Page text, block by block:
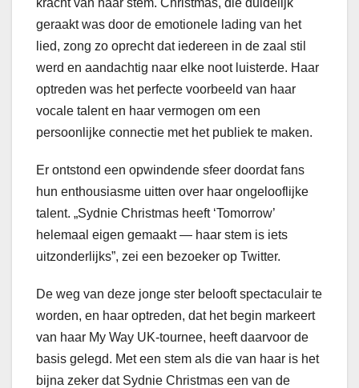
geraakt was door de emotionele lading van het
lied, zong zo oprecht dat iedereen in de zaal stil
werd en aandachtig naar elke noot luisterde. Haar
optreden was het perfecte voorbeeld van haar
vocale talent en haar vermogen om een
persoonlijke connectie met het publiek te maken.
Er ontstond een opwindende sfeer doordat fans
hun enthousiasme uitten over haar ongelooflijke
talent. „Sydnie Christmas heeft ‘Tomorrow’
helemaal eigen gemaakt — haar stem is iets
uitzonderlijks”, zei een bezoeker op Twitter.
De weg van deze jonge ster belooft spectaculair te
worden, en haar optreden, dat het begin markeert
van haar My Way UK-tournee, heeft daarvoor de
basis gelegd. Met een stem als die van haar is het
bijna zeker dat Sydnie Christmas een van de